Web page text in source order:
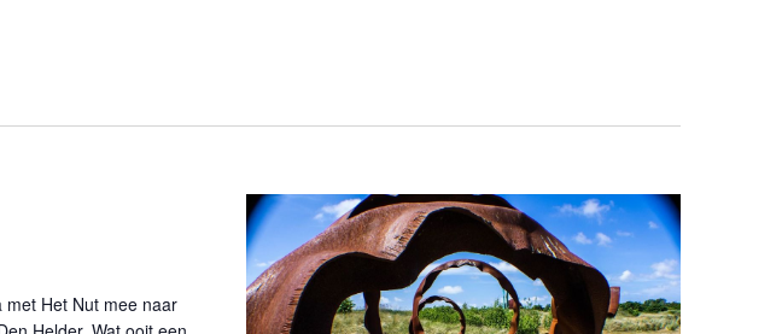
Het Nut mee naar